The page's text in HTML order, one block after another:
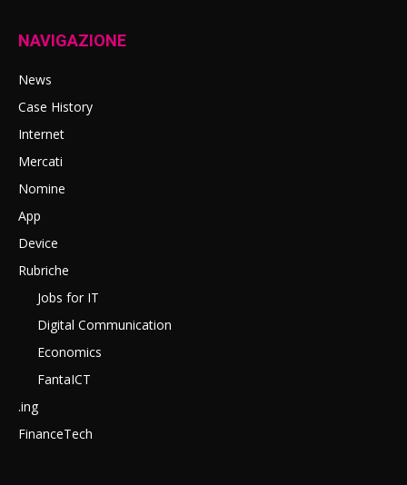
NAVIGAZIONE
News
Case History
Internet
Mercati
Nomine
App
Device
Rubriche
Jobs for IT
Digital Communication
Economics
FantaICT
.ing
FinanceTech